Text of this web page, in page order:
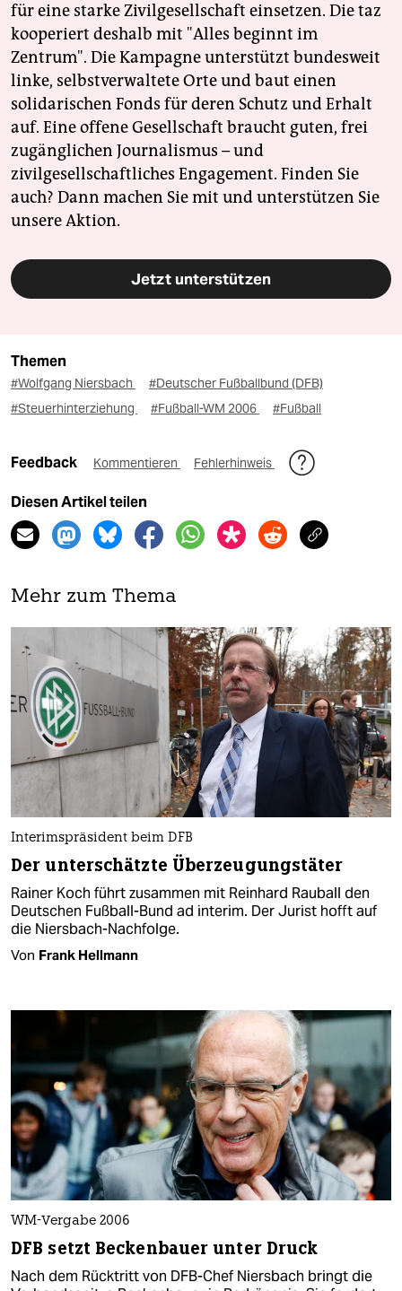
für eine starke Zivilgesellschaft einsetzen. Die taz
kooperiert deshalb mit "Alles beginnt im
Zentrum". Die Kampagne unterstützt bundesweit
linke, selbstverwaltete Orte und baut einen
solidarischen Fonds für deren Schutz und Erhalt
auf. Eine offene Gesellschaft braucht guten, frei
zugänglichen Journalismus – und
zivilgesellschaftliches Engagement. Finden Sie
auch? Dann machen Sie mit und unterstützen Sie
unsere Aktion.
Jetzt unterstützen
Themen
#Wolfgang Niersbach
#Deutscher Fußballbund (DFB)
#Steuerhinterziehung
#Fußball-WM 2006 #Fußball
Feedback Kommentieren Fehlerhinweis
Diesen Artikel teilen
Mehr zum Thema
Interimspräsident beim DFB
Der unterschätzte Überzeugungstäter
Rainer Koch führt zusammen mit Reinhard Rauball den
Deutschen Fußball-Bund ad interim. Der Jurist hofft auf
die Niersbach-Nachfolge.
Von Frank Hellmann
WM-Vergabe 2006
DFB setzt Beckenbauer unter Druck
Nach dem Rücktritt von DFB-Chef Niersbach bringt die